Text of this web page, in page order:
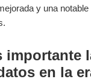
y una
importante
en la